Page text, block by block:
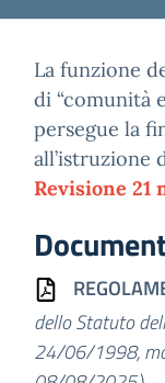
La funzione
di “comunità
persegue la
all’istruzione
Revisione 21
dello Statuto
24/06/1998,